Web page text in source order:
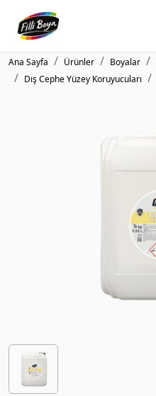
Ana Sayfa Ürünler Boyalar
Dış Cephe Yüzey Koruyucuları